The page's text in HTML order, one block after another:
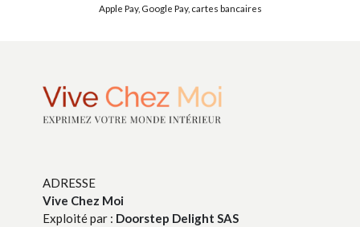
Apple Pay, Google Pay, cartes bancaires
ADRESSE
Vive Chez Moi
Exploité par : Doorstep Delight SAS